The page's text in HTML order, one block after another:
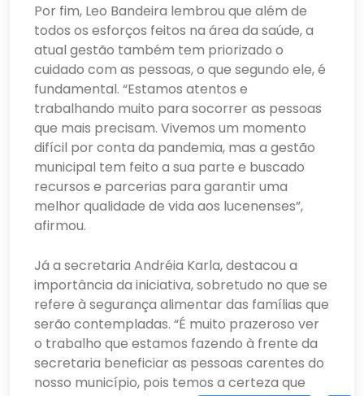
Por fim, Leo Bandeira lembrou que além de
todos os esforços feitos na área da saúde, a
atual gestão também tem priorizado o
cuidado com as pessoas, o que segundo ele, é
fundamental. “Estamos atentos e
trabalhando muito para socorrer as pessoas
que mais precisam. Vivemos um momento
difícil por conta da pandemia, mas a gestão
municipal tem feito a sua parte e buscado
recursos e parcerias para garantir uma
melhor qualidade de vida aos lucenenses”,
afirmou.
Já a secretaria Andréia Karla, destacou a
importância da iniciativa, sobretudo no que se
refere à segurança alimentar das famílias que
serão contempladas. “É muito prazeroso ver
o trabalho que estamos fazendo à frente da
secretaria beneficiar as pessoas carentes do
nosso município, pois temos a certeza que